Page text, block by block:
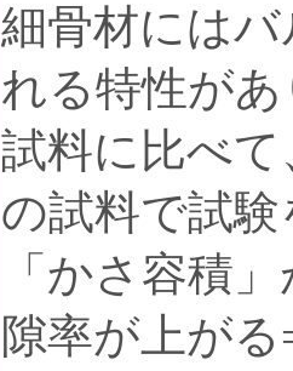
細骨材には
れる特性が
試料に比べ
の試料で試
「かさ容積
隙率が上が